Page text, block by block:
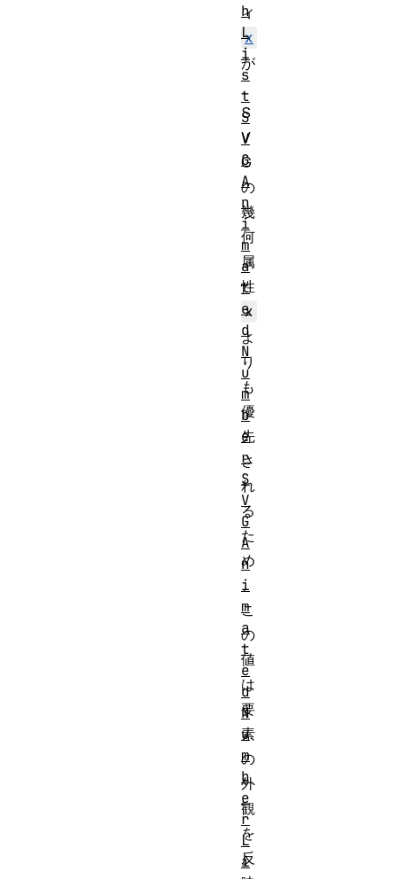
ィ
x
が
、
S
V
G
の
幾
何
属
性
x
よ
り
も
優
先
さ
れ
る
た
め
、
こ
の
値
は
要
素
の
外
観
を
反
h
L
i
s
t
S
V
G
A
n
i
m
a
t
e
d
N
u
m
b
e
r
S
V
G
A
n
i
m
a
t
e
d
N
u
m
b
e
r
L
i